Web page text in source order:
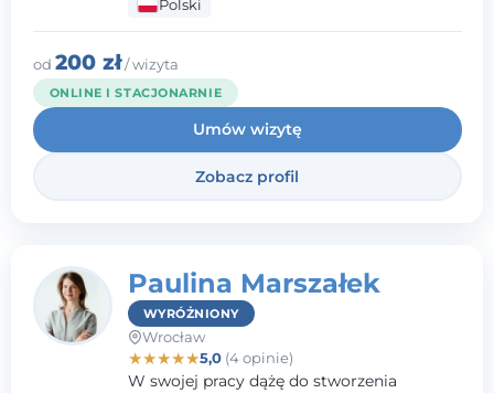
komunikacji. Posiadam doświadczenie w
pracy z dziećmi i młodzieżą mierzącymi się
z różnorodnymi trudnościami
emocjonalnymi oraz rozwojowymi.
Polski
od 200 zł/ wizyta
ONLINE I STACJONARNIE
Umów wizytę
Zobacz profil
Paulina Marszałek
WYRÓŻNIONY
Wrocław
★★★★★5,0(4 opinie)
W swojej pracy dążę do stworzenia